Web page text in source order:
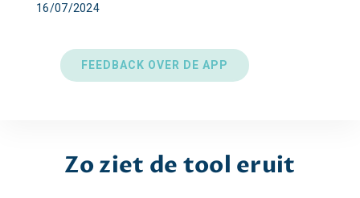
16/07/2024
FEEDBACK OVER DE APP
Zo ziet de tool eruit